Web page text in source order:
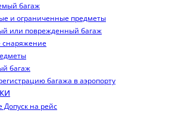
багаж
и ограниченные предметы
или поврежденный багаж
снаряжение
багаж
багажа в аэропорту
на рейс